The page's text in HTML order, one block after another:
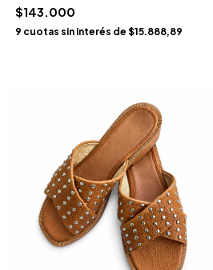
$143.000
9 cuotas sin interés de $15.888,89